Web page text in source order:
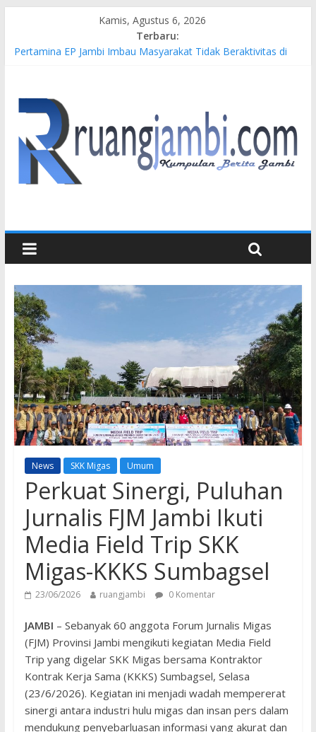
Kamis, Agustus 6, 2026
Terbaru:
Pertamina EP Jambi Imbau Masyarakat Tidak Beraktivitas di
Didampingi Pengacara Chris Januardi
Hj. Hesti Haris Dorong Lahirnya Wirausaha Muda Melalui
Pelatihan Batik Kontemporer PKW
Siap Dukung Kegiatan Hulu Migas, Kapolda Jambi Kunjungi
FSO 115
Gubernur Al Haris Buka Turnamen Tenis Antar Alumni
News SKK Migas Umum
Perkuat Sinergi, Puluhan
Jurnalis FJM Jambi Ikuti
Media Field Trip SKK
Migas-KKKS Sumbagsel
23/06/2026 ruangjambi 0 Komentar
JAMBI – Sebanyak 60 anggota Forum Jurnalis Migas
(FJM) Provinsi Jambi mengikuti kegiatan Media Field
Trip yang digelar SKK Migas bersama Kontraktor
Kontrak Kerja Sama (KKKS) Sumbagsel, Selasa
(23/6/2026). Kegiatan ini menjadi wadah mempererat
sinergi antara industri hulu migas dan insan pers dalam
mendukung penyebarluasan informasi yang akurat dan